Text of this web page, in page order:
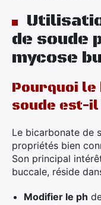
de soude
mycose
Pourquoi le
soude est-
Le bicarbonate de
propriétés bien
Son principal
buccale, réside
Modifier le ph